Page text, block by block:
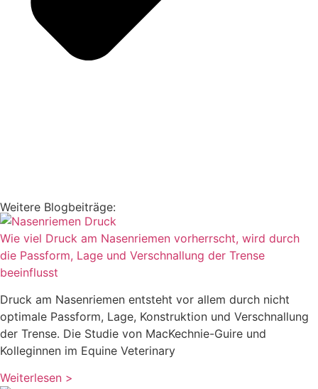
Weitere Blogbeiträge:
Wie viel Druck am Nasenriemen vorherrscht, wird durch
die Passform, Lage und Verschnallung der Trense
beeinflusst
Druck am Nasenriemen entsteht vor allem durch nicht
optimale Passform, Lage, Konstruktion und Verschnallung
der Trense. Die Studie von MacKechnie-Guire und
Kolleginnen im Equine Veterinary
Weiterlesen >